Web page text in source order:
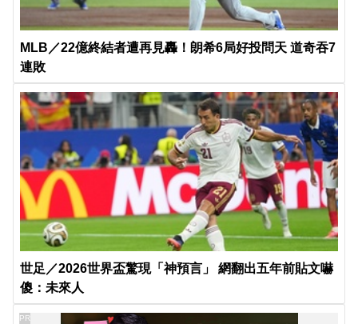
MLB／22億終結者遭再見轟！朗希6局好投問天 道奇吞7
連敗
世足／2026世界盃驚現「神預言」 網翻出五年前貼文嚇
傻：未來人
PR